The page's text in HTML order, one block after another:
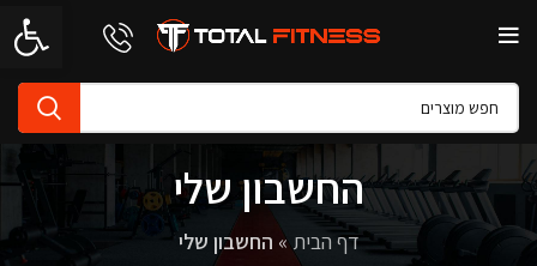
פתח
החשבון שלי
דף הבית» החשבון שלי